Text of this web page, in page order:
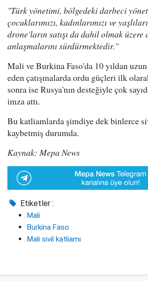
"Türk yönetimi, bölgedeki darbeci
çocuklarımızı, kadınlarımızı ve
drone'ların satışı da dahil olmak üzere
anlaşmalarını sürdürmektedir."
Mali ve Burkina Faso'da 10 yıldan
eden çatışmalarda ordu güçleri ilk
sonra ise Rusya'nın desteğiyle çok
imza attı.
Bu katliamlarda şimdiye dek binlerce
kaybetmiş durumda.
Kaynak: Mepa News
Etiketler :
Mali
Burkina Faso
Mali sivil katliamı